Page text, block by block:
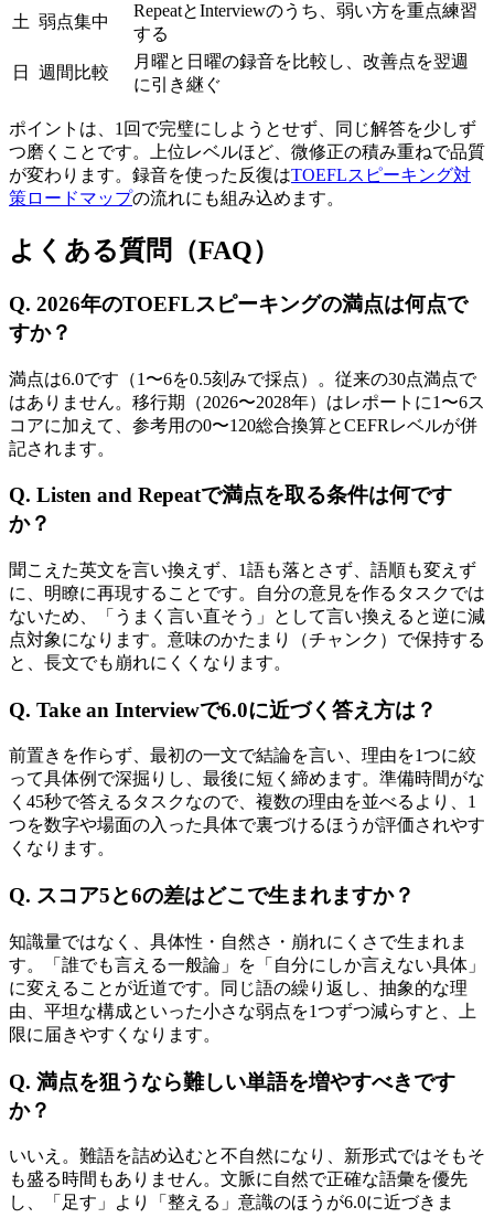
土 弱点集中
RepeatとInterviewのうち、弱い方を重点練習
する
日 週間比較
月曜と日曜の録音を比較し、改善点を翌週
に引き継ぐ
ポイントは、1回で完璧にしようとせず、同じ解答を少しず
つ磨くことです。上位レベルほど、微修正の積み重ねで品質
が変わります。録音を使った反復はTOEFLスピーキング対
策ロードマップの流れにも組み込めます。
よくある質問（FAQ）
Q. 2026年のTOEFLスピーキングの満点は何点で
すか？
満点は6.0です（1〜6を0.5刻みで採点）。従来の30点満点で
はありません。移行期（2026〜2028年）はレポートに1〜6ス
コアに加えて、参考用の0〜120総合換算とCEFRレベルが併
記されます。
Q. Listen and Repeatで満点を取る条件は何です
か？
聞こえた英文を言い換えず、1語も落とさず、語順も変えず
に、明瞭に再現することです。自分の意見を作るタスクでは
ないため、「うまく言い直そう」として言い換えると逆に減
点対象になります。意味のかたまり（チャンク）で保持する
と、長文でも崩れにくくなります。
Q. Take an Interviewで6.0に近づく答え方は？
前置きを作らず、最初の一文で結論を言い、理由を1つに絞
って具体例で深掘りし、最後に短く締めます。準備時間がな
く45秒で答えるタスクなので、複数の理由を並べるより、1
つを数字や場面の入った具体で裏づけるほうが評価されやす
くなります。
Q. スコア5と6の差はどこで生まれますか？
知識量ではなく、具体性・自然さ・崩れにくさで生まれま
す。「誰でも言える一般論」を「自分にしか言えない具体」
に変えることが近道です。同じ語の繰り返し、抽象的な理
由、平坦な構成といった小さな弱点を1つずつ減らすと、上
限に届きやすくなります。
Q. 満点を狙うなら難しい単語を増やすべきです
か？
いいえ。難語を詰め込むと不自然になり、新形式ではそもそ
も盛る時間もありません。文脈に自然で正確な語彙を優先
し、「足す」より「整える」意識のほうが6.0に近づきま